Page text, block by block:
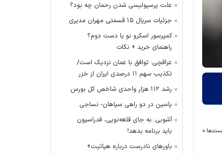
۰
علت پرسپولیسی شدن رحمان چه بود؟
جزئیات سریال ۱۵ قسمتی مهران مدیری
کمپرسور اسکرو نو یا دست دوم؟
راهنمای خرید + نکات
عراقچی: توافق با عمان نزدیک است/
تکذیب سهم ۱۱ درصدی ایران از خزر
رشد ۱۱۲ هزار واحدی شاخص کل بورس
یاسین در دو راهی سپاهان- نساجی
آشوبی: به جای قلعه‌نویی، فدراسیون
باید برنامه بدهد!
باور‌های نادرست درباره هپاتیت+